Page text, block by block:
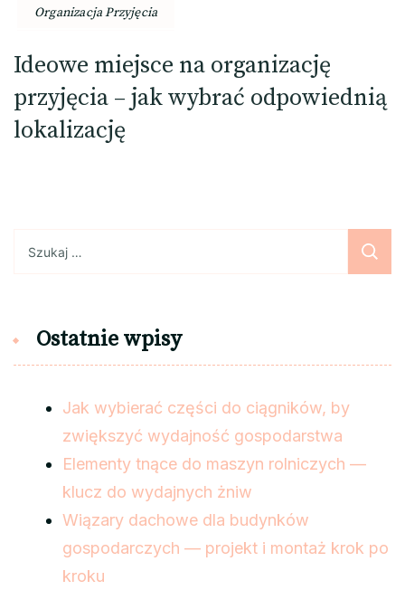
Organizacja Przyjęcia
Ideowe miejsce na organizację
przyjęcia – jak wybrać odpowiednią
lokalizację
Ostatnie wpisy
Jak wybierać części do ciągników, by
zwiększyć wydajność gospodarstwa
Elementy tnące do maszyn rolniczych —
klucz do wydajnych żniw
Wiązary dachowe dla budynków
gospodarczych — projekt i montaż krok po
kroku